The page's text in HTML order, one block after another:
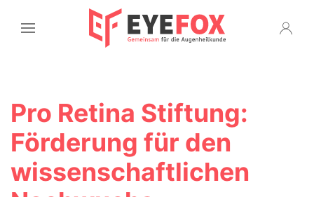
Pro Retina Stiftung:
Förderung für den
wissenschaftlichen